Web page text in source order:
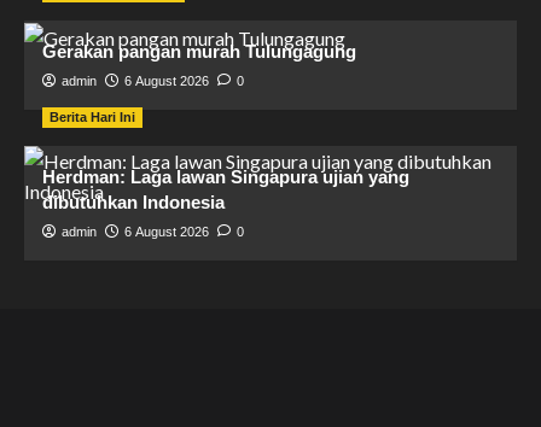
Gerakan pangan murah Tulungagung
admin 6 August 2026 0
Berita Hari Ini
Herdman: Laga lawan Singapura ujian yang
dibutuhkan Indonesia
admin 6 August 2026 0